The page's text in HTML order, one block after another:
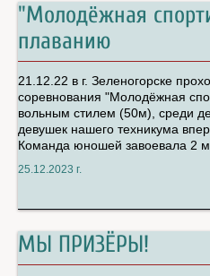
"Молодёжная
плаванию
21.12.22 в г. Зеленогорске
соревнования "Молодёжная
вольным стилем (50м), среди
девушек нашего техникума
Команда юношей завоевала 2
25.12.2023 г.
МЫ ПРИЗЁРЫ!